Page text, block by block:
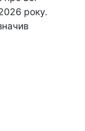
року.